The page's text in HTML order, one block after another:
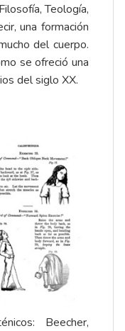
Teología,
una formación
del cuerpo.
se ofreció una
del siglo XX.
Beecher,